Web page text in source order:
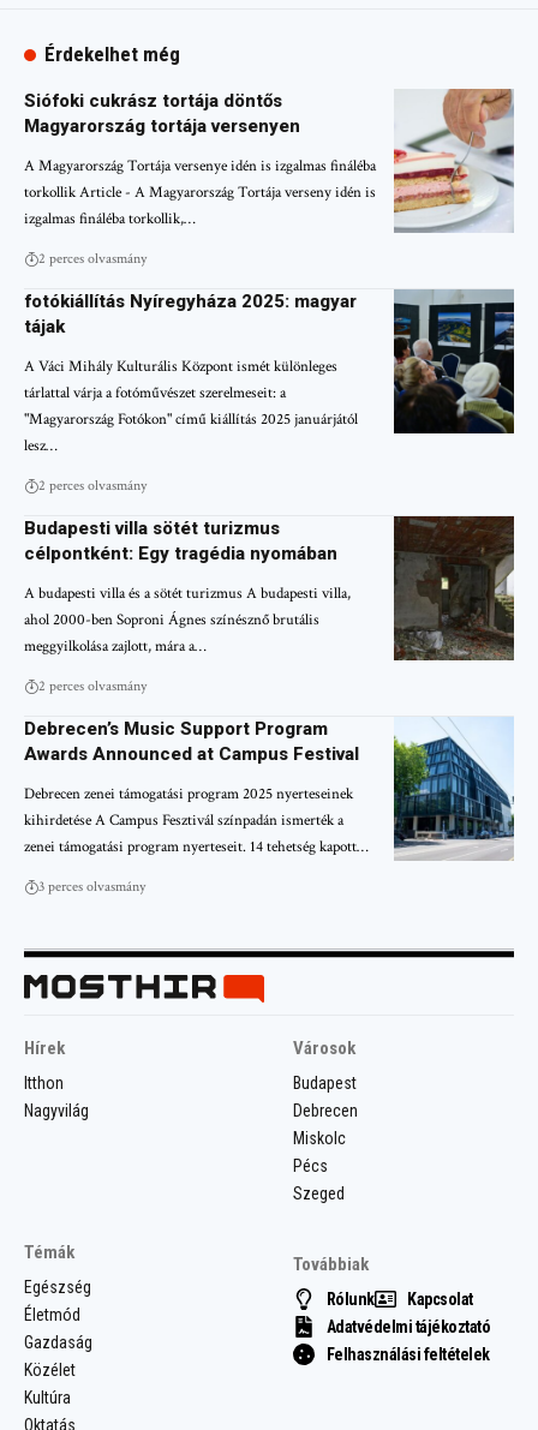
Érdekelhet még
Siófoki cukrász tortája döntős
Magyarország tortája versenyen
A Magyarország Tortája versenye idén is izgalmas fináléba
torkollik Article - A Magyarország Tortája verseny idén is
izgalmas fináléba torkollik,…
2 perces olvasmány
fotókiállítás Nyíregyháza 2025: magyar
tájak
A Váci Mihály Kulturális Központ ismét különleges
tárlattal várja a fotóművészet szerelmeseit: a
"Magyarország Fotókon" című kiállítás 2025 januárjától
lesz…
2 perces olvasmány
Budapesti villa sötét turizmus
célpontként: Egy tragédia nyomában
A budapesti villa és a sötét turizmus A budapesti villa,
ahol 2000-ben Soproni Ágnes színésznő brutális
meggyilkolása zajlott, mára a…
2 perces olvasmány
Debrecen’s Music Support Program
Awards Announced at Campus Festival
Debrecen zenei támogatási program 2025 nyerteseinek
kihirdetése A Campus Fesztivál színpadán ismerték a
zenei támogatási program nyerteseit. 14 tehetség kapott…
3 perces olvasmány
Hírek
Itthon
Nagyvilág
Városok
Budapest
Debrecen
Miskolc
Pécs
Szeged
Témák
Egészség
Életmód
Gazdaság
Közélet
Kultúra
Oktatás
Továbbiak
Rólunk
Kapcsolat
Adatvédelmi tájékoztató
Felhasználási feltételek